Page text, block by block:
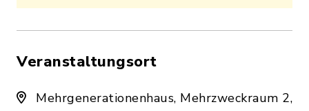
Veranstaltungsort
Mehrgenerationenhaus, Mehrzweckraum 2,